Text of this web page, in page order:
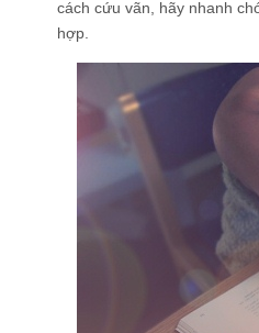
cách cứu vãn, hãy nhanh
hợp.